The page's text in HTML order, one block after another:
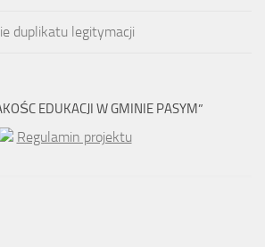
duplikatu legitymacji
EDUKACJI W GMINIE PASYM”
Regulamin projektu